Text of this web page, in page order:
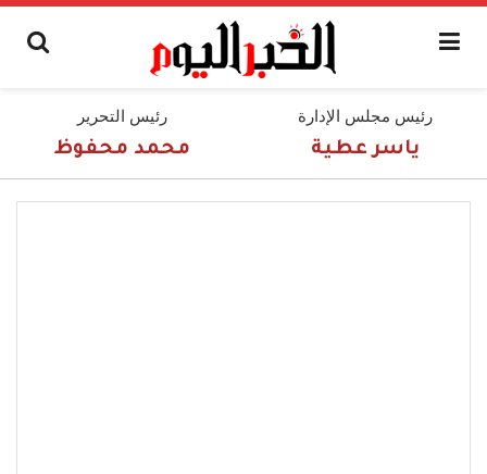
رئيس مجلس الإدارة
ياسر عطية
رئيس التحرير
محمد محفوظ